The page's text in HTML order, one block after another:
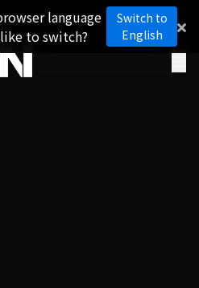
language
to switch?
Switch to
English